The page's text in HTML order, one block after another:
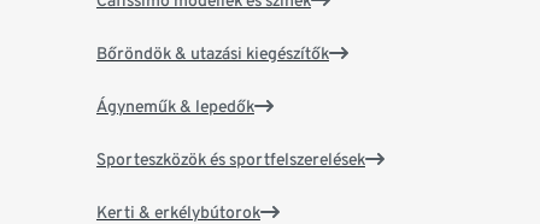
Bőröndök & utazási kiegészítők
Ágyneműk & lepedők
Sporteszközök és sportfelszerelések
Kerti & erkélybútorok